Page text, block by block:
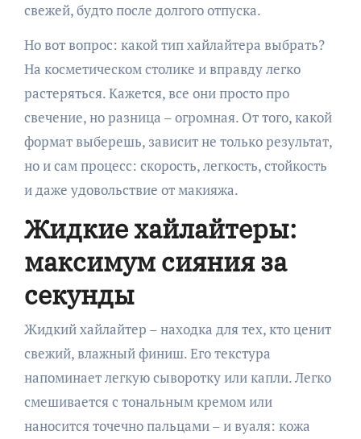
свежей, будто после долгого отпуска.
Но вот вопрос: какой тип хайлайтера выбрать?
На косметическом столике и вправду легко
растеряться. Кажется, все они просто про
свечение, но разница – огромная. От того, какой
формат выберешь, зависит не только результат,
но и сам процесс: скорость, легкость, стойкость
и даже удовольствие от макияжа.
Жидкие хайлайтеры:
максимум сияния за
секунды
Жидкий хайлайтер – находка для тех, кто ценит
свежий, влажный финиш. Его текстура
напоминает легкую сыворотку или капли. Легко
смешивается с тональным кремом или
наносится точечно пальцами – и вуаля: кожа